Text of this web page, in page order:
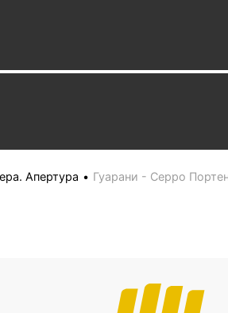
Апертура Гуарани - Серро